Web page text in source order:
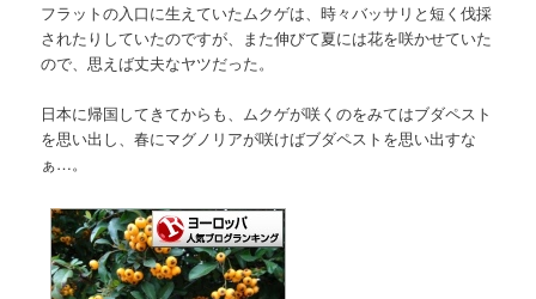
フラットの入口に生えていたムクゲは、時々バッサリと短く伐採
されたりしていたのですが、また伸びて夏には花を咲かせていた
ので、思えば丈夫なヤツだった。
日本に帰国してきてからも、ムクゲが咲くのをみてはブダペスト
を思い出し、春にマグノリアが咲けばブダペストを思い出すな
ぁ…。